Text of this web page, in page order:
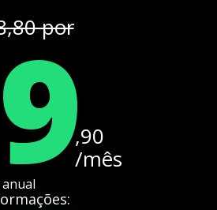
por
,90
/mês